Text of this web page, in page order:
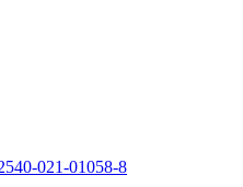
021-01058-8